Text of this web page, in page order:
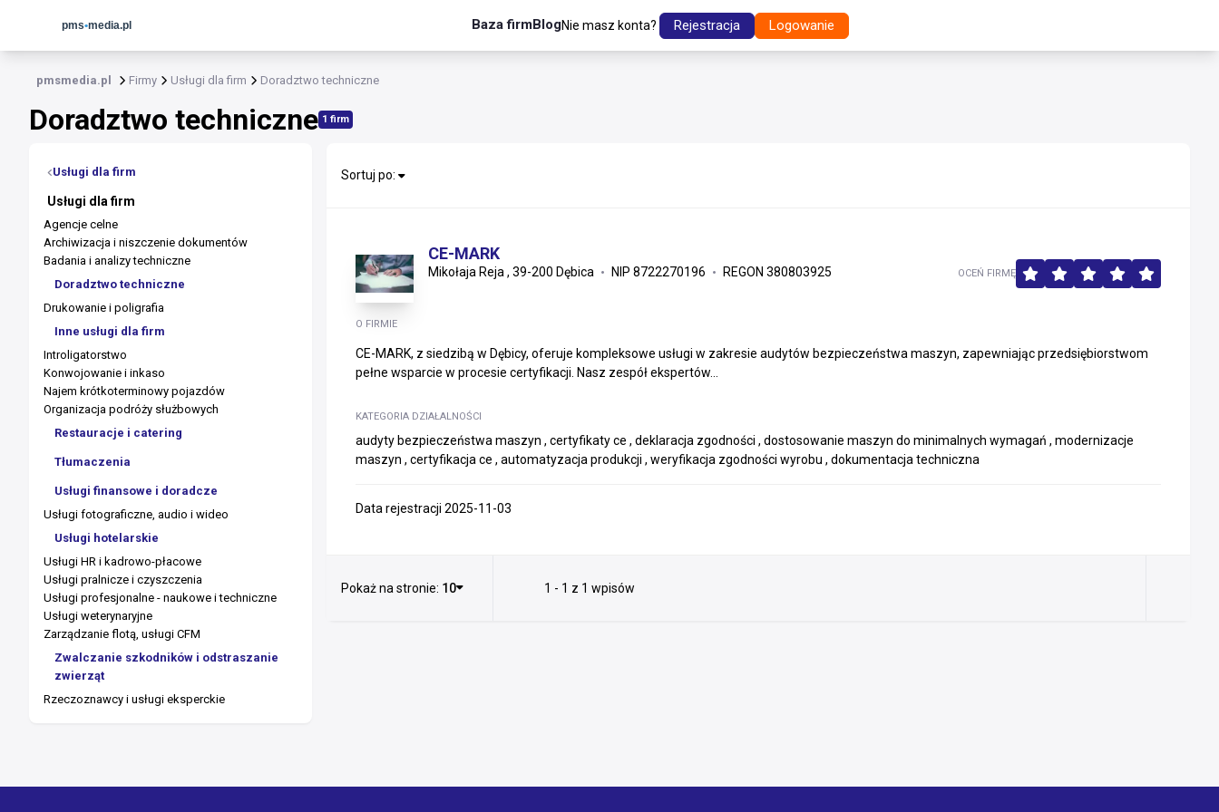
Baza firmBlogNie masz konta? Rejestracja Logowanie
pmsmedia.pl Firmy Usługi dla firm Doradztwo techniczne
Doradztwo techniczne 1 firm
Usługi dla firm
Usługi dla firm
Agencje celne
Archiwizacja i niszczenie dokumentów
Badania i analizy techniczne
Doradztwo techniczne
Drukowanie i poligrafia
Inne usługi dla firm
Introligatorstwo
Konwojowanie i inkaso
Najem krótkoterminowy pojazdów
Organizacja podróży służbowych
Restauracje i catering
Tłumaczenia
Usługi finansowe i doradcze
Usługi fotograficzne, audio i wideo
Usługi hotelarskie
Usługi HR i kadrowo-płacowe
Usługi pralnicze i czyszczenia
Usługi profesjonalne - naukowe i techniczne
Usługi weterynaryjne
Zarządzanie flotą, usługi CFM
Zwalczanie szkodników i odstraszanie
zwierząt
Rzeczoznawcy i usługi eksperckie
Sortuj po:
CE-MARK
Mikołaja Reja , 39-200 Dębica NIP 8722270196 REGON 380803925
O FIRMIE
CE-MARK, z siedzibą w Dębicy, oferuje kompleksowe usługi w zakresie audytów bezpieczeństwa maszyn, zapewniając przedsiębiorstwom
pełne wsparcie w procesie certyfikacji. Nasz zespół ekspertów...
KATEGORIA DZIAŁALNOŚCI
audyty bezpieczeństwa maszyn , certyfikaty ce , deklaracja zgodności , dostosowanie maszyn do minimalnych wymagań , modernizacje
maszyn , certyfikacja ce , automatyzacja produkcji , weryfikacja zgodności wyrobu , dokumentacja techniczna
OCEŃ FIRMĘ
Data rejestracji 2025-11-03
Pokaż na stronie: 10 1 - 1 z 1 wpisów